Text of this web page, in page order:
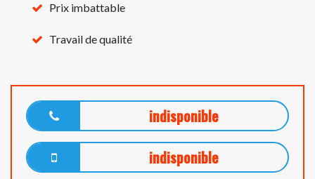
Prix imbattable
Travail de qualité
indisponible
indisponible